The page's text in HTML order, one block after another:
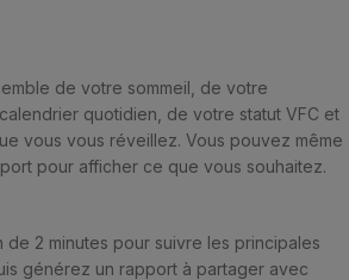
de votre sommeil, de votre
quotidien, de votre statut VFC et
vous vous réveillez. Vous pouvez même
pour afficher ce que vous souhaitez.
de 2 minutes pour suivre les principales
générez un rapport à partager avec